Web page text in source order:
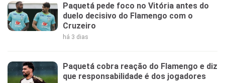
Paquetá pede foco no Vitória antes do
duelo decisivo do Flamengo com o
Cruzeiro
há 3 dias
Paquetá cobra reação do Flamengo e diz
que responsabilidade é dos jogadores